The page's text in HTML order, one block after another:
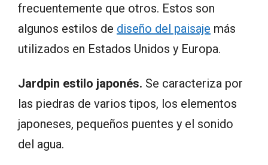
frecuentemente que otros. Estos son
algunos estilos de diseño del paisaje más
utilizados en Estados Unidos y Europa.
Jardpin estilo japonés. Se caracteriza por
las piedras de varios tipos, los elementos
japoneses, pequeños puentes y el sonido
del agua.